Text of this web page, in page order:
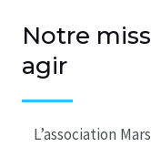
Notre
agir
L’association